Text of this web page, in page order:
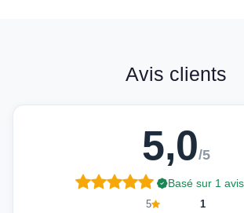
Avis clients
5,0/5
Basé sur 1
5
1